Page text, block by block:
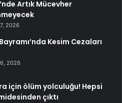
Artık Mücevher
2026
Kesim Cezaları
2026
için ölüm yolculuğu! Hepsi
çıktı